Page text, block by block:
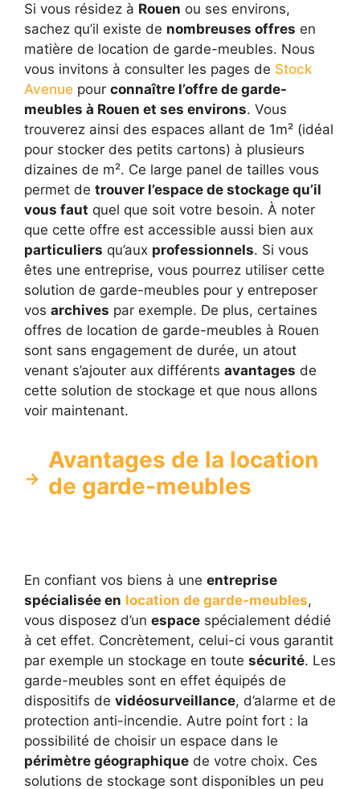
Si vous résidez à Rouen ou ses environs,
sachez qu’il existe de nombreuses offres en
matière de location de garde-meubles. Nous
vous invitons à consulter les pages de Stock
Avenue pour connaître l’offre de garde-
meubles à Rouen et ses environs. Vous
trouverez ainsi des espaces allant de 1m² (idéal
pour stocker des petits cartons) à plusieurs
dizaines de m². Ce large panel de tailles vous
permet de trouver l’espace de stockage qu’il
vous faut quel que soit votre besoin. À noter
que cette offre est accessible aussi bien aux
particuliers qu’aux professionnels. Si vous
êtes une entreprise, vous pourrez utiliser cette
solution de garde-meubles pour y entreposer
vos archives par exemple. De plus, certaines
offres de location de garde-meubles à Rouen
sont sans engagement de durée, un atout
venant s’ajouter aux différents avantages de
cette solution de stockage et que nous allons
voir maintenant.
Avantages de la location
de garde-meubles
En confiant vos biens à une entreprise
spécialisée en location de garde-meubles,
vous disposez d’un espace spécialement dédié
à cet effet. Concrètement, celui-ci vous garantit
par exemple un stockage en toute sécurité. Les
garde-meubles sont en effet équipés de
dispositifs de vidéosurveillance, d’alarme et de
protection anti-incendie. Autre point fort : la
possibilité de choisir un espace dans le
périmètre géographique de votre choix. Ces
solutions de stockage sont disponibles un peu